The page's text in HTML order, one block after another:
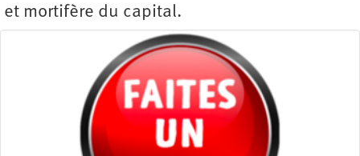
et mortifère du capital.